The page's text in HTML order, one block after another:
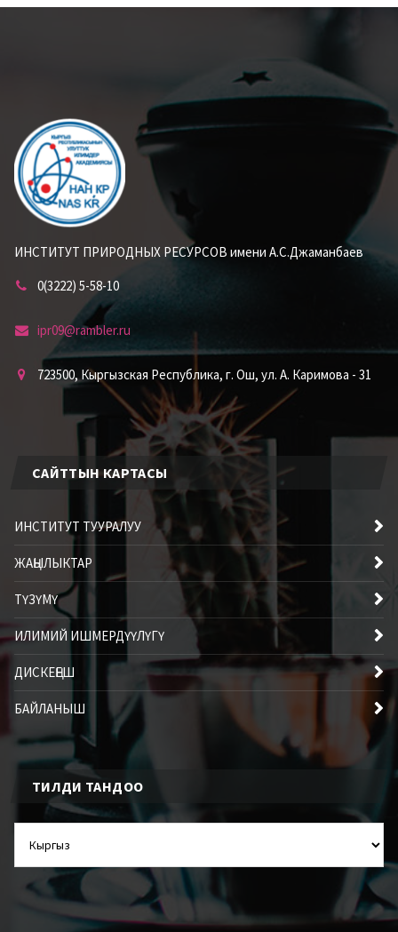
ИНСТИТУТ ПРИРОДНЫХ РЕСУРСОВ имени А.С.Джаманбаев
0(3222) 5-58-10
ipr09@rambler.ru
723500, Кыргызская Республика, г. Ош, ул. А. Каримова - 31
САЙТТЫН КАРТАСЫ
ИНСТИТУТ ТУУРАЛУУ
ЖАҢЫЛЫКТАР
ТҮЗҮМҮ
ИЛИМИЙ ИШМЕРДҮҮЛҮГҮ
ДИСКЕҢЕШ
БАЙЛАНЫШ
ТИЛДИ ТАНДОО
ТАНДОО